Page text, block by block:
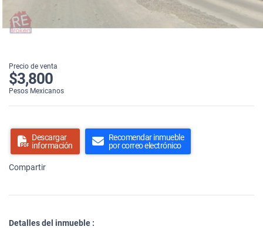
Precio de venta
$3,800
Pesos Mexicanos
Descargar
información
Recomendar inmueble
por correo electrónico
Compartir
Detalles del inmueble :